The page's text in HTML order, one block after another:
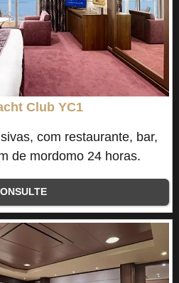
Club YC1
com restaurante, bar,
de mordomo 24 horas.